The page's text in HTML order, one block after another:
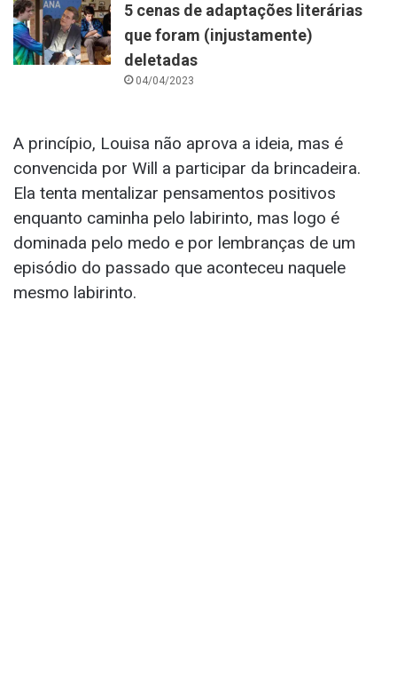
5 cenas de adaptações literárias
que foram (injustamente)
deletadas
04/04/2023
A princípio, Louisa não aprova a ideia, mas é
convencida por Will a participar da brincadeira.
Ela tenta mentalizar pensamentos positivos
enquanto caminha pelo labirinto, mas logo é
dominada pelo medo e por lembranças de um
episódio do passado que aconteceu naquele
mesmo labirinto.